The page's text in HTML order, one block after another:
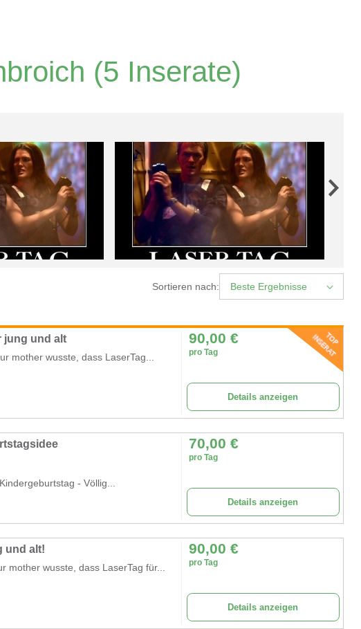
(5 Inserate)
Sortieren nach: Beste Ergebnisse
jung und alt
mother wusste, dass LaserTag...
90,00 €
pro Tag
Details anzeigen
- Völlig...
70,00 €
pro Tag
Details anzeigen
und alt!
mother wusste, dass LaserTag für...
90,00 €
pro Tag
Details anzeigen